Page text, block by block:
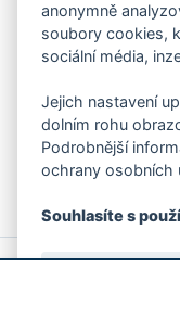
Chcete dostávat
ankety,
© 2026 Magistrát města
anonymně
soubory cookies,
sociální média,
Jejich nastavení
dolním rohu
Podrobnější
ochrany osobních
Souhlasíte s